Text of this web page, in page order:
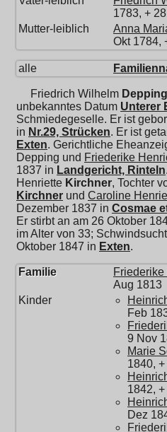
1783, +
Mutter-leiblich
Anna
Okt 1784,
alle
Friedrich Wilhelm Depping
unbekanntes Datum Unterer
Schmiedegeselle. Er ist
in Nr.29, Strücken. Er ist
Exten. Gerichtliche
Depping und Friederike
1837 in Landgericht, Rinteln
Henriette Kirchner, Tochter
Kirchner und Caroline
Dezember 1837 in Cosmae
Er stirbt an am 26 Oktober
im Alter von 33;
Oktober 1847 in Exten.
Familie
Aug 1813
Kinder
Feb
9 Nov
Marie
1840,
1842,
Dez